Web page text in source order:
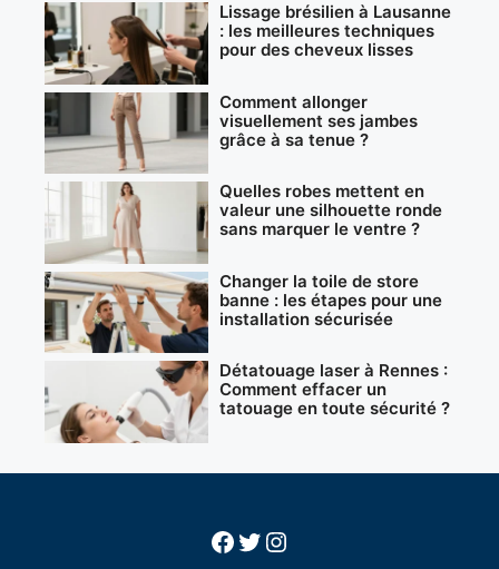
Lissage brésilien à Lausanne
: les meilleures techniques
pour des cheveux lisses
Comment allonger
visuellement ses jambes
grâce à sa tenue ?
Quelles robes mettent en
valeur une silhouette ronde
sans marquer le ventre ?
Changer la toile de store
banne : les étapes pour une
installation sécurisée
Détatouage laser à Rennes :
Comment effacer un
tatouage en toute sécurité ?
Facebook
Twitter
Instagram